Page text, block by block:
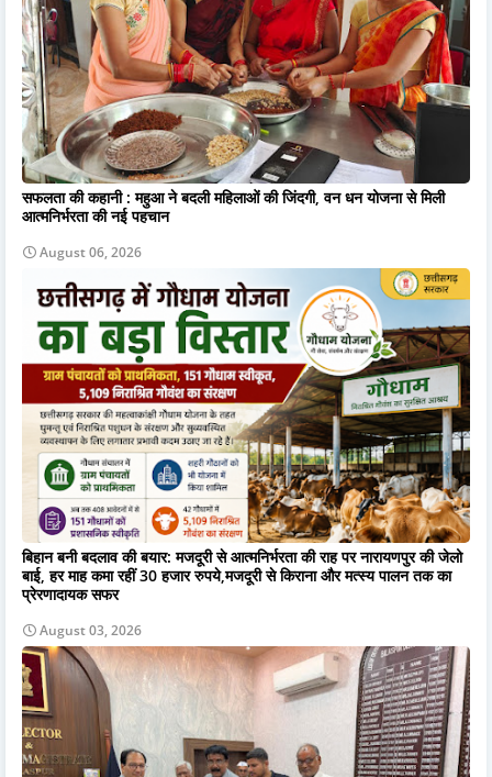
सफलता की कहानी : महुआ ने बदली महिलाओं की जिंदगी, वन धन योजना से मिली
आत्मनिर्भरता की नई पहचान
August 06, 2026
बिहान बनी बदलाव की बयार: मजदूरी से आत्मनिर्भरता की राह पर नारायणपुर की जेलो
बाई, हर माह कमा रहीं 30 हजार रुपये,मजदूरी से किराना और मत्स्य पालन तक का
प्रेरणादायक सफर
August 03, 2026